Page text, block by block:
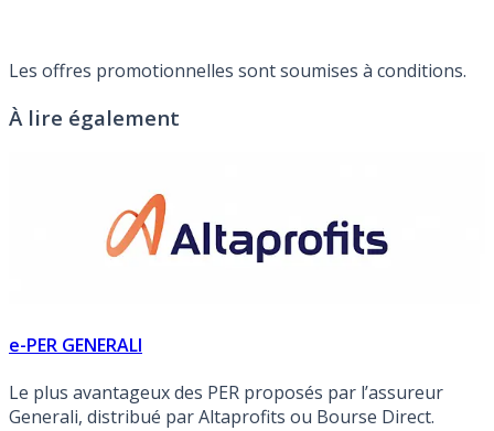
Les offres promotionnelles sont soumises à conditions.
À lire également
e-PER GENERALI
Le plus avantageux des PER proposés par l’assureur
Generali, distribué par Altaprofits ou Bourse Direct.